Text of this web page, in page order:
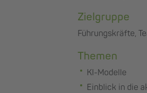
Zielgruppe
Führungskräfte,
Themen
KI-Modelle
Einblick in die